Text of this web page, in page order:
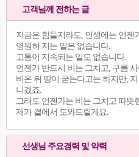
고객님께 전하는 글
지금은 힘들지라도, 인생에는 언젠
영원히 지는 일은 없습니다.
고통이 지속되는 일도 없습니다.
언젠가 반드시 비는 그치고, 구름
비온 뒤 땅이 굳는다고는 하지만,
니겠죠.
그래도 언젠가는 비는 그치고 따뜻
제가 곁에서 도와드릴게요.
선생님 주요경력 및 약력